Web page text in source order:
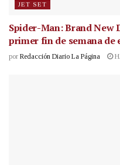
JET SET
Spider-Man: Brand New
primer fin de semana de
por Redacción Diario La Página